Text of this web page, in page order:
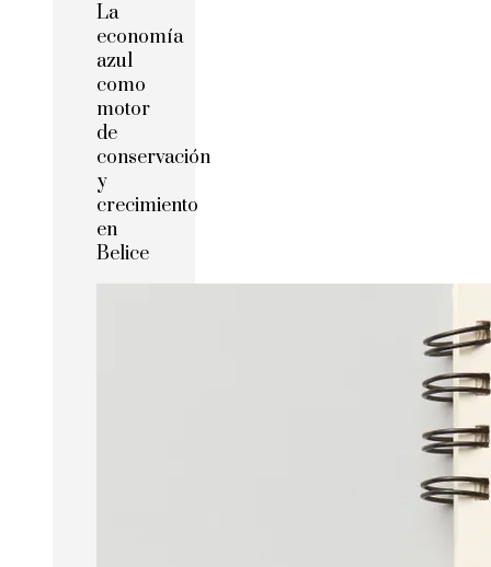
La
economía
azul
como
motor
de
conservación
y
crecimiento
en
Belice